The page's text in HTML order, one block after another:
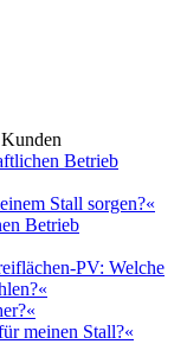
Betrieb
Stall sorgen?«
Betrieb
PV: Welche
meinen Stall?«